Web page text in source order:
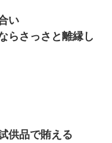
で参加してたんだけど、
友達とやりなよ！」と言
死ぬんか？ 死ぬんか？
い
らさっさと離縁し
供品で賄える